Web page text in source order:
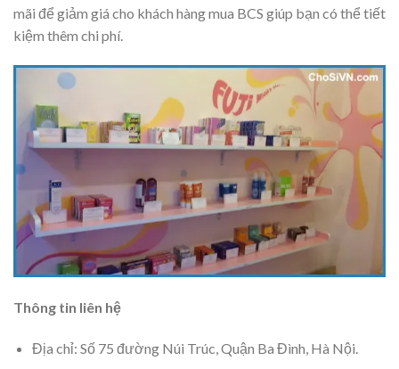
mãi để giảm giá cho khách hàng mua BCS giúp bạn có thể tiết
kiệm thêm chi phí.
Thông tin liên hệ
Địa chỉ: Số 75 đường Núi Trúc, Quận Ba Đình, Hà Nội.